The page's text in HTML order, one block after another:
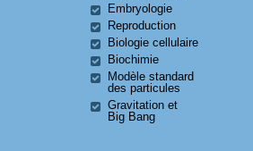
Embryologie
Reproduction
Biologie cellulaire
Biochimie
Modèle standard
des particules
Gravitation et
Big Bang